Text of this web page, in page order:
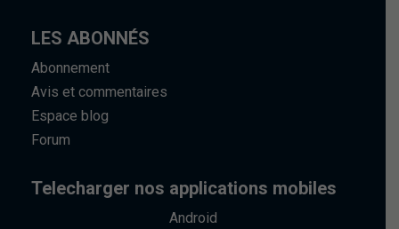
LES ABONNÉS
Abonnement
Avis et commentaires
Espace blog
Forum
Telecharger nos applications mobiles
Android